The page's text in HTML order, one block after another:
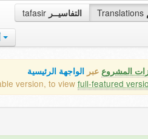
tafasir التفاسيــر Translations
المشروع عبر الواجهة الرئيسية
version, to view full-featured